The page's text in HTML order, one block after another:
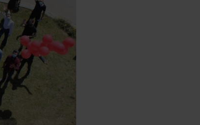
στοιχεία
σύνδεσης